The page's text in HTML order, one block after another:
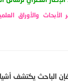
الأبحاث والأوراق
الباحث يكتشف